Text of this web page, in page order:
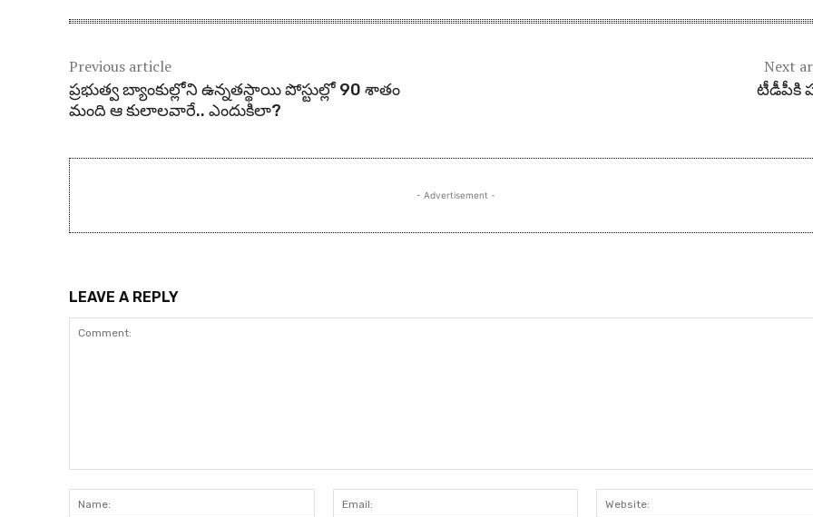
Previous article
ప్రభుత్వ బ్యాంకుల్లోని ఉన్నతస్థాయి పోస్టుల్లో 90 శాతం
మంది ఆ కులాలవారే.. ఎందుకిలా?
Next
టీడీపీకి
- Advertisement -
LEAVE A REPLY
Name:
Email: